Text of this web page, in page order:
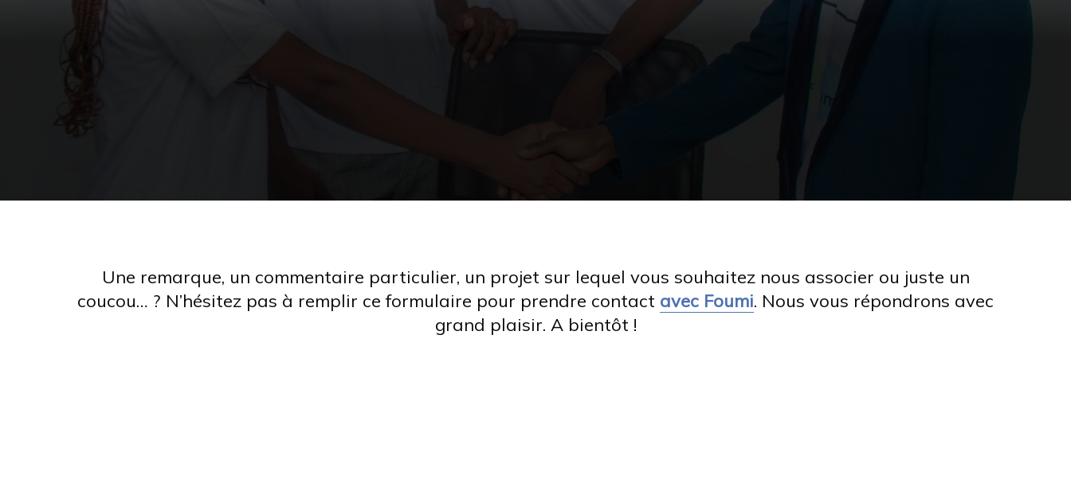
Une remarque, un commentaire particulier, un projet sur lequel vous souhaitez nous associer ou juste un
coucou… ? N’hésitez pas à remplir ce formulaire pour prendre contact avec Foumi. Nous vous répondrons avec
grand plaisir. A bientôt !